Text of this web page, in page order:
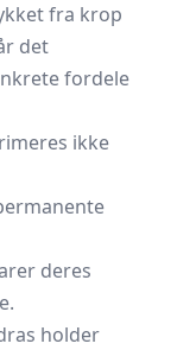
fra krop
det
fordele
ikke
deres
holder